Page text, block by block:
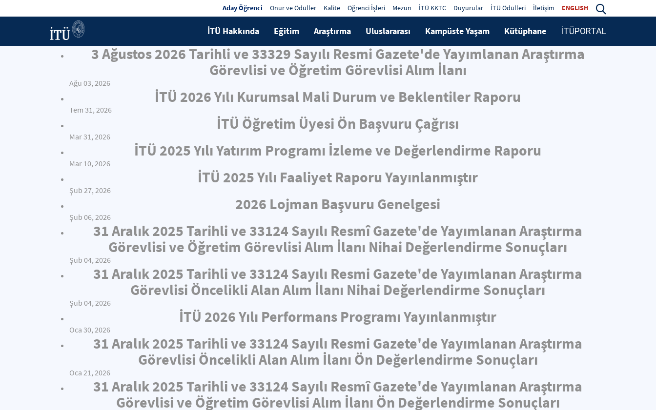
Aday Öğrenci Onur ve Ödüller Kalite Öğrenci İşleri Mezun İTÜ KKTC Duyurular İTÜ Ödülleri İletişim ENGLISH
İTÜ Hakkında Eğitim Araştırma Uluslararası Kampüste Yaşam Kütüphane İTÜPORTAL
3 Ağustos 2026 Tarihli ve 33329 Sayılı Resmi Gazete'de Yayımlanan Araştırma
Görevlisi ve Öğretim Görevlisi Alım İlanı
Ağu 03, 2026
İTÜ 2026 Yılı Kurumsal Mali Durum ve Beklentiler Raporu
Tem 31, 2026
İTÜ Öğretim Üyesi Ön Başvuru Çağrısı
Mar 31, 2026
İTÜ 2025 Yılı Yatırım Programı İzleme ve Değerlendirme Raporu
Mar 10, 2026
İTÜ 2025 Yılı Faaliyet Raporu Yayınlanmıştır
Şub 27, 2026
2026 Lojman Başvuru Genelgesi
Şub 06, 2026
31 Aralık 2025 Tarihli ve 33124 Sayılı Resmî Gazete'de Yayımlanan Araştırma
Görevlisi ve Öğretim Görevlisi Alım İlanı Nihai Değerlendirme Sonuçları
Şub 04, 2026
31 Aralık 2025 Tarihli ve 33124 Sayılı Resmi Gazete'de Yayımlanan Araştırma
Görevlisi Öncelikli Alan Alım İlanı Nihai Değerlendirme Sonuçları
Şub 04, 2026
İTÜ 2026 Yılı Performans Programı Yayınlanmıştır
Oca 30, 2026
31 Aralık 2025 Tarihli ve 33124 Sayılı Resmi Gazete'de Yayımlanan Araştırma
Görevlisi Öncelikli Alan Alım İlanı Ön Değerlendirme Sonuçları
Oca 21, 2026
31 Aralık 2025 Tarihli ve 33124 Sayılı Resmî Gazete'de Yayımlanan Araştırma
Görevlisi ve Öğretim Görevlisi Alım İlanı Ön Değerlendirme Sonuçları